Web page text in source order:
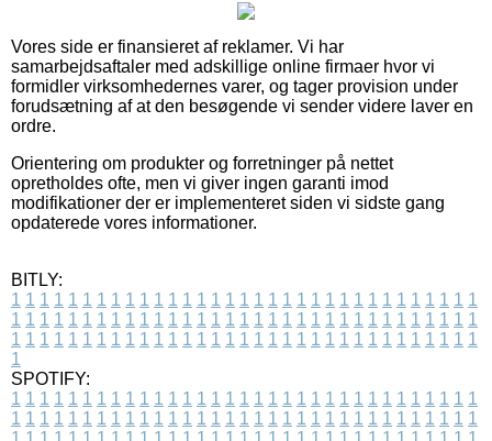
Vores side er finansieret af reklamer. Vi har
samarbejdsaftaler med adskillige online firmaer hvor vi
formidler virksomhedernes varer, og tager provision under
forudsætning af at den besøgende vi sender videre laver en
ordre.
Orientering om produkter og forretninger på nettet
opretholdes ofte, men vi giver ingen garanti imod
modifikationer der er implementeret siden vi sidste gang
opdaterede vores informationer.
BITLY:
1 1 1 1 1 1 1 1 1 1 1 1 1 1 1 1 1 1 1 1 1 1 1 1 1 1 1 1 1 1 1 1 1
1 1 1 1 1 1 1 1 1 1 1 1 1 1 1 1 1 1 1 1 1 1 1 1 1 1 1 1 1 1 1 1 1
1 1 1 1 1 1 1 1 1 1 1 1 1 1 1 1 1 1 1 1 1 1 1 1 1 1 1 1 1 1 1 1 1
1
SPOTIFY:
1 1 1 1 1 1 1 1 1 1 1 1 1 1 1 1 1 1 1 1 1 1 1 1 1 1 1 1 1 1 1 1 1
1 1 1 1 1 1 1 1 1 1 1 1 1 1 1 1 1 1 1 1 1 1 1 1 1 1 1 1 1 1 1 1 1